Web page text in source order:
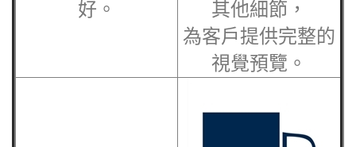
好。
其他細節，
為客戶提供完整的
視覺預覽。